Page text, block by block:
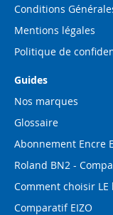
Conditions
Mentions légales
Politique de
Guides
Nos marques
Glossaire
Abonnement Encre
Roland BN2 -
Comment choisir LE
Comparatif EIZO